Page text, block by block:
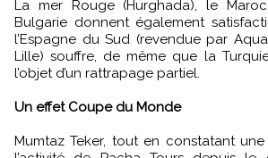
La mer Rouge (Hurghada), le
Bulgarie donnent également
l’Espagne du Sud (revendue par
Lille) souffre, de même que la
l’objet d’un rattrapage partiel.
Un effet Coupe du Monde
Mumtaz Teker, tout en constatant